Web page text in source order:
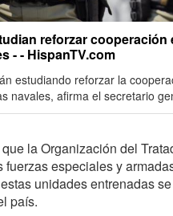
reforzar cooperación
- - HispanTV.com
estudiando reforzar la
navales, afirma el secretario
la Organización del
especiales y
unidades entrenadas
país.